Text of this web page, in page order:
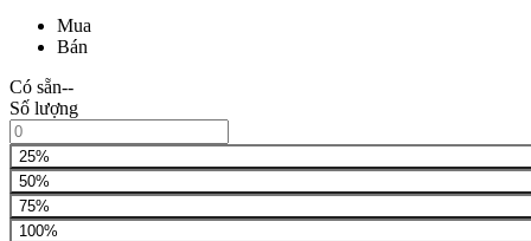
Mua
Bán
Có sẵn--
Số lượng
25%
50%
75%
100%